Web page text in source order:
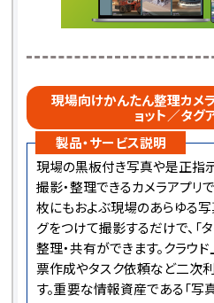
現場向けかんたん整理カメ
ョット／タグ
製品・サービス説明
現場の黒板付き写真や是正指
撮影・整理できるカメラアプリ
枚にもおよぶ現場のあらゆる写
グをつけて撮影するだけで、「
整理・共有ができます。クラウ
票作成やタスク依頼など二次
す。重要な情報資産である「写